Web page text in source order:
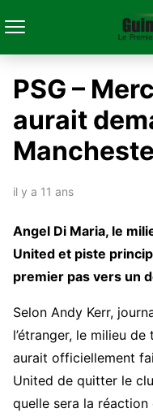
PSG –
aurait
il y a 11 ans
Angel Di Maria, le
United et piste
premier pas vers un
Selon Andy Kerr,
l’étranger, le milieu
aurait officiellement
United de quitter le
quelle sera la réaction